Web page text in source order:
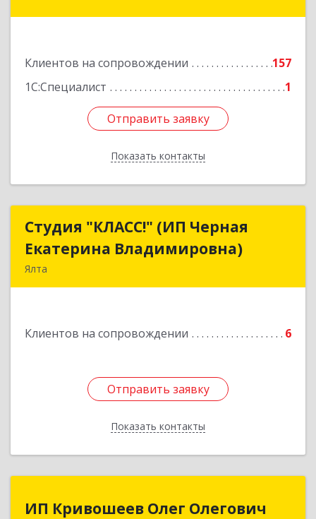
Клиентов на сопровождении
157
1С:Специалист
1
Отправить заявку
Показать контакты
Отправить заявку
Назад
Студия "КЛАСС!" (ИП Черная
Екатерина Владимировна)
Ялта
Клиентов на сопровождении 6
Отправить заявку
Показать контакты
Студия "КЛАСС!" (ИП Черная
Екатерина Владимировна)
Отправить заявку
Назад
ИП Кривошеев Олег Олегович